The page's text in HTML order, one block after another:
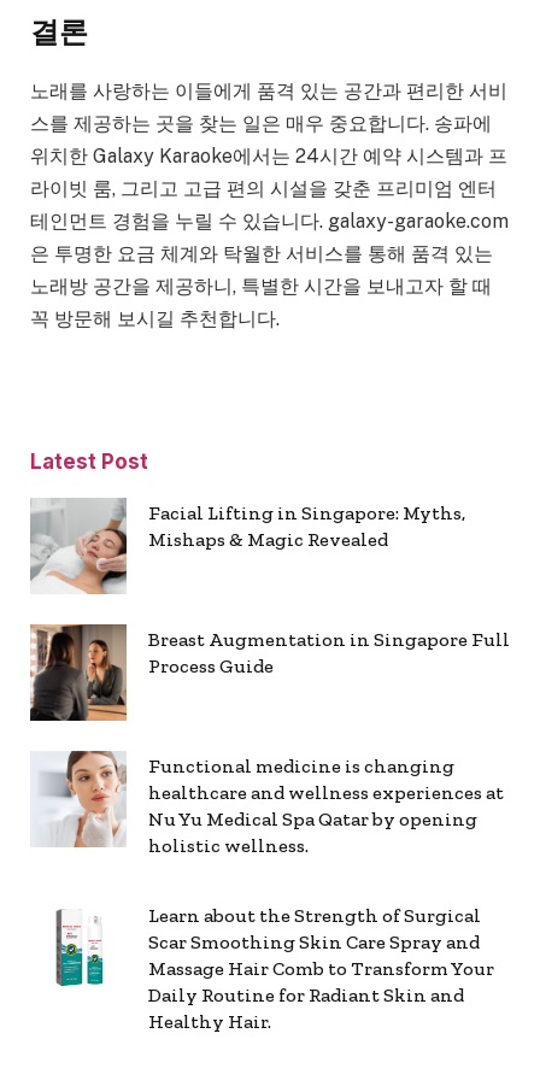
결론
노래를 사랑하는 이들에게 품격 있는 공간과 편리한 서비
스를 제공하는 곳을 찾는 일은 매우 중요합니다. 송파에
위치한 Galaxy Karaoke에서는 24시간 예약 시스템과 프
라이빗 룸, 그리고 고급 편의 시설을 갖춘 프리미엄 엔터
테인먼트 경험을 누릴 수 있습니다. galaxy-garaoke.com
은 투명한 요금 체계와 탁월한 서비스를 통해 품격 있는
노래방 공간을 제공하니, 특별한 시간을 보내고자 할 때
꼭 방문해 보시길 추천합니다.
Latest Post
Facial Lifting in Singapore: Myths,
Mishaps & Magic Revealed
Breast Augmentation in Singapore Full
Process Guide
Functional medicine is changing
healthcare and wellness experiences at
Nu Yu Medical Spa Qatar by opening
holistic wellness.
Learn about the Strength of Surgical
Scar Smoothing Skin Care Spray and
Massage Hair Comb to Transform Your
Daily Routine for Radiant Skin and
Healthy Hair.